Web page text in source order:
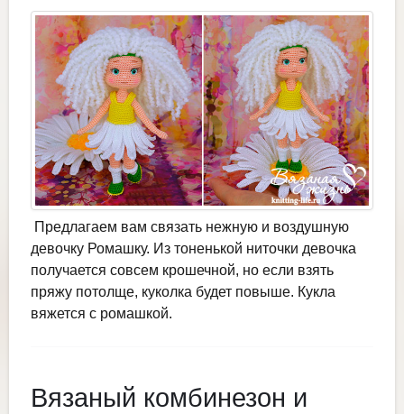
Предлагаем вам связать нежную и воздушную
девочку Ромашку. Из тоненькой ниточки девочка
получается совсем крошечной, но если взять
пряжу потолще, куколка будет повыше. Кукла
вяжется с ромашкой.
Вязаный комбинезон и